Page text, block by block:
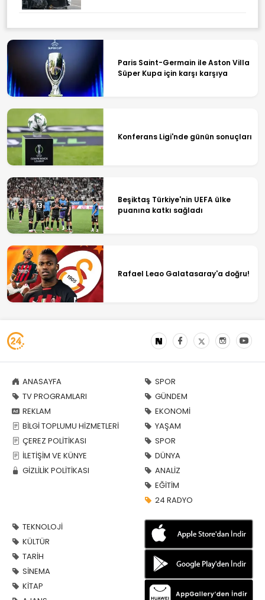
Paris Saint-Germain ile Aston Villa
Süper Kupa için karşı karşıya
Konferans Ligi'nde günün sonuçları
Beşiktaş Türkiye'nin UEFA ülke
puanına katkı sağladı
Rafael Leao Galatasaray'a doğru!
ANASAYFA
TV PROGRAMLARI
REKLAM
BİLGİ TOPLUMU HİZMETLERİ
ÇEREZ POLİTİKASI
İLETİŞİM VE KÜNYE
GİZLİLİK POLİTİKASI
SPOR
GÜNDEM
EKONOMİ
YAŞAM
SPOR
DÜNYA
ANALİZ
EĞİTİM
24 RADYO
TEKNOLOJİ
KÜLTÜR
TARİH
SİNEMA
KİTAP